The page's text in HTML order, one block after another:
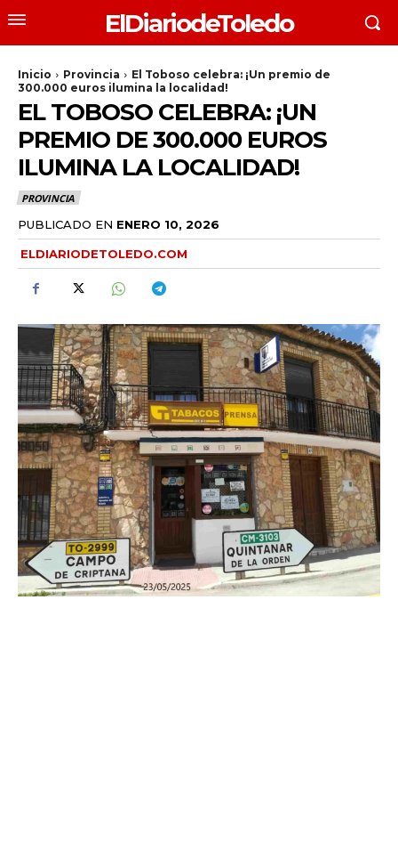
ElDiariodeToledo
Inicio Provincia
El Toboso celebra: ¡Un premio de
300.000 euros ilumina la localidad!
EL TOBOSO CELEBRA: ¡UN
PREMIO DE 300.000 EUROS
ILUMINA LA LOCALIDAD!
PROVINCIA
PUBLICADO EN ENERO 10, 2026
ELDIARIODETOLEDO.COM